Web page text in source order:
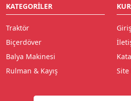
KATEGORILER
Traktör
Biçerdöver
Balya Makinesi
Rulman & Kayış
Site